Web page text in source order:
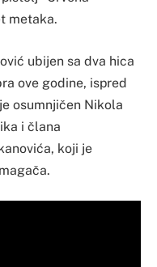
metaka.
ubijen sa dva hica
ove godine, ispred
osumnjičen Nikola
i člana
koji je